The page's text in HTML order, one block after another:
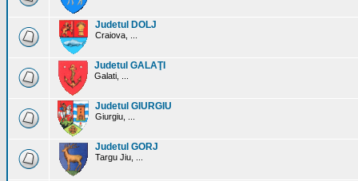
Judetul DOLJ
Craiova, ...
Judetul GALAŢI
Galati, ...
Judetul GIURGIU
Giurgiu, ...
Judetul GORJ
Targu Jiu, ...